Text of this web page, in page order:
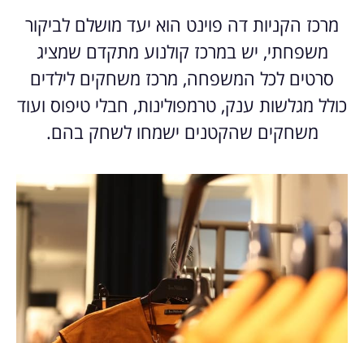
מרכז הקניות דה פוינט הוא יעד מושלם לביקור
משפחתי, יש במרכז קולנוע מתקדם שמציג
סרטים לכל המשפחה, מרכז משחקים לילדים
כולל מגלשות ענק, טרמפולינות, חבלי טיפוס ועוד
משחקים שהקטנים ישמחו לשחק בהם.